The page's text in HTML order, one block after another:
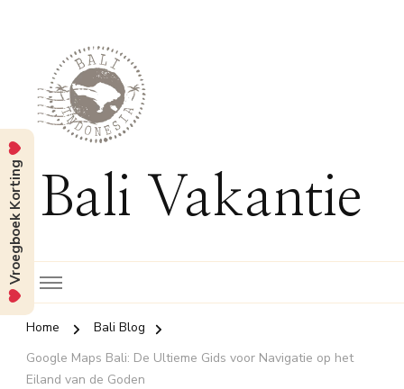
Bali Vakantie
Home
Bali Blog
Google Maps Bali: De Ultieme Gids voor Navigatie op het
Eiland van de Goden
Vroegboek Korting